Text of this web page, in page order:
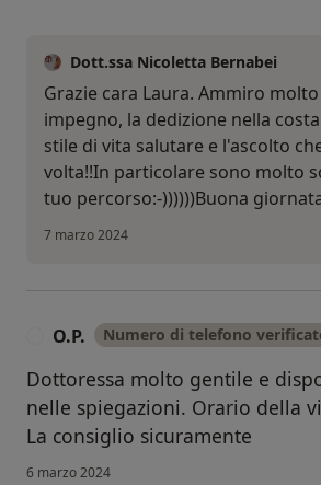
Dott.ssa Nicoletta Bernabei
Grazie cara Laura. Ammiro
impegno, la dedizione nella
stile di vita salutare e l'ascolto
volta!!In particolare sono molto
tuo percorso:-))))))Buona
7 marzo 2024
O.P. Numero di telefono
Dottoressa molto gentile e
nelle spiegazioni. Orario della
La consiglio sicuramente
6 marzo 2024